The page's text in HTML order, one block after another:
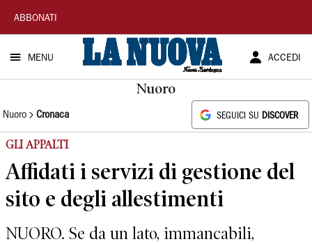
La
Nuova
Sardegna
ABBONATI
MENU ACCEDI
Nuoro
Nuoro Cronaca SEGUICI SU DISCOVER
GLI APPALTI
Affidati i servizi di gestione del
sito e degli allestimenti
NUORO. Se da un lato, immancabili,